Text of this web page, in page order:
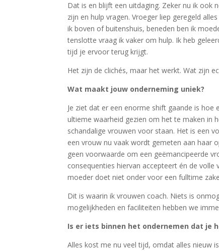
Dat is en blijft een uitdaging. Zeker nu ik ook
zijn en hulp vragen. Vroeger liep geregeld
ik boven of buitenshuis, beneden ben ik
tenslotte vraag ik vaker om hulp. Ik heb
tijd je ervoor terug krijgt.
Het zijn de clichés, maar het werkt. Wat zijn
Wat maakt jouw onderneming uniek?
Je ziet dat er een enorme shift gaande is
ultieme waarheid gezien om het te maken in
schandalige vrouwen voor staan. Het is een
een vrouw nu vaak wordt gemeten aan haar
geen voorwaarde om een geëmancipeerde
consequenties hiervan accepteert én de
moeder doet niet onder voor een fulltime
Dit is waarin ik vrouwen coach. Niets is
mogelijkheden en faciliteiten hebben we
Is er iets binnen het ondernemen dat je
Alles kost me nu veel tijd, omdat alles nieuw